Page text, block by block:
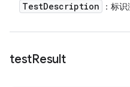
TestDescription ：标
testResult